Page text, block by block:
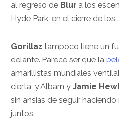
al regreso de Blur a los
Hyde Park, en el cierre de
Gorillaz tampoco tiene un
delante. Parece ser que la
amarillistas mundiales
cierta, y Albarn yJamie
sin ansias de seguir
juntos.